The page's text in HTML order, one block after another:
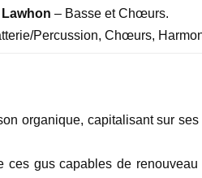
– Basse et Chœurs.
Percussion, Chœurs,
organique, capitalisant sur
gus capables de